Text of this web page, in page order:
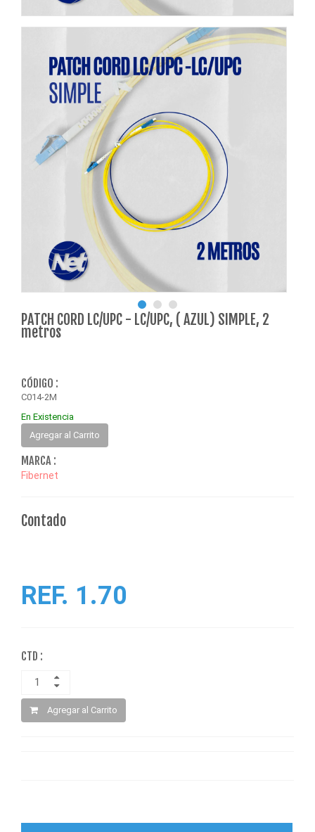
PATCH CORD LC/UPC - LC/UPC, ( AZUL) SIMPLE, 2
metros
CÓDIGO :
C014-2M
En Existencia
Agregar al Carrito
MARCA :
Fibernet
Contado
REF. 1.70
CTD :
Agregar al Carrito